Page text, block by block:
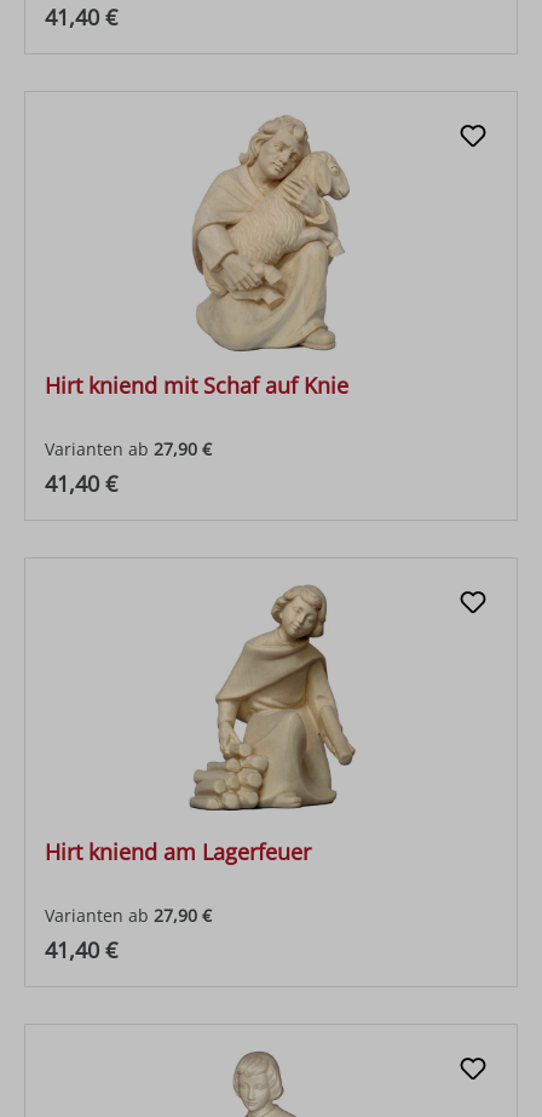
Regulärer Preis:
41,40 €
Hirt kniend mit Schaf auf Knie
Varianten ab 27,90 €
Regulärer Preis:
41,40 €
Hirt kniend am Lagerfeuer
Varianten ab 27,90 €
Regulärer Preis:
41,40 €